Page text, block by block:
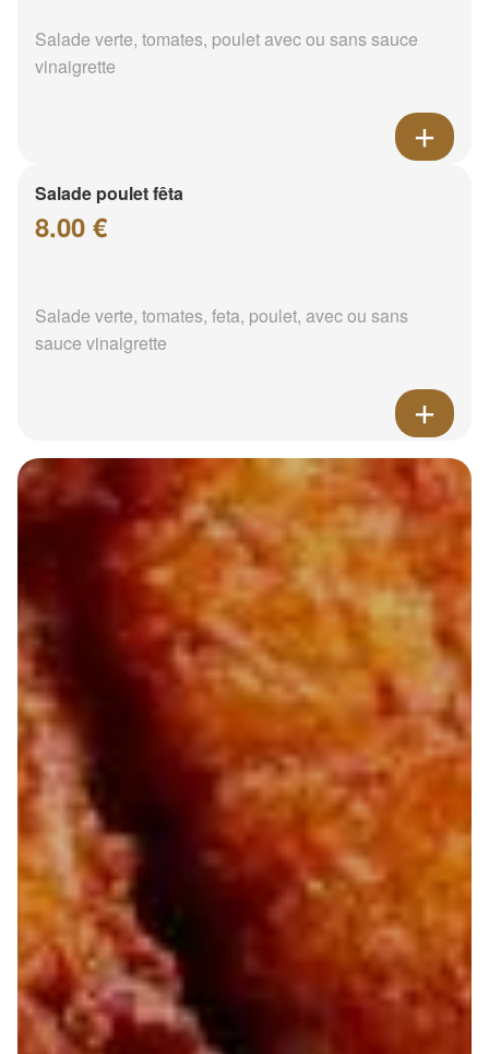
Salade verte, tomates, poulet avec ou sans sauce
vinaigrette
Salade poulet fêta
8.00 €
Salade verte, tomates, feta, poulet, avec ou sans
sauce vinaigrette